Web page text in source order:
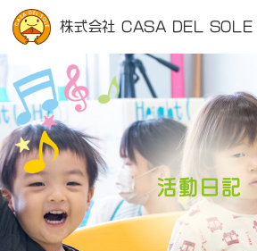
株式会社 CASA DEL SOLE
活動日記